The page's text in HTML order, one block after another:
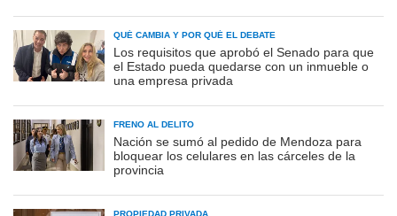
QUÉ CAMBIA Y POR QUÉ EL DEBATE
Los requisitos que aprobó el Senado para que
el Estado pueda quedarse con un inmueble o
una empresa privada
FRENO AL DELITO
Nación se sumó al pedido de Mendoza para
bloquear los celulares en las cárceles de la
provincia
PROPIEDAD PRIVADA